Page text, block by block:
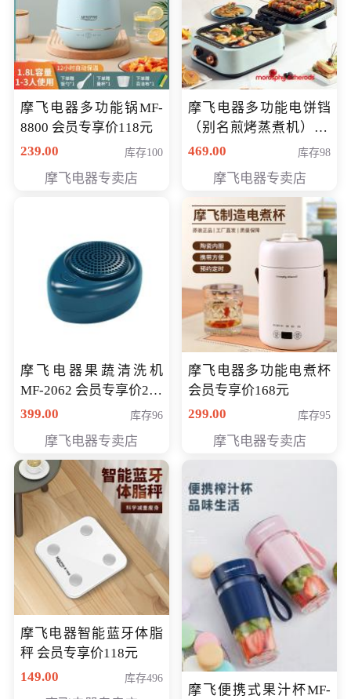
摩飞电器多功能锅MF-
8800 会员专享价118元
239.00
库存100
摩飞电器专卖店
摩飞电器多功能电饼铛
（别名煎烤蒸煮机） 型
号MF-8888B 会员专享
469.00 库存98
摩飞电器专卖店
摩飞电器果蔬清洗机
MF-2062 会员专享价268
元
399.00 库存96
摩飞电器专卖店
摩飞电器多功能电煮杯
会员专享价168元
299.00
库存95
摩飞电器专卖店
摩飞电器智能蓝牙体脂
秤 会员专享价118元
149.00
库存496
摩飞便携式果汁杯MF-